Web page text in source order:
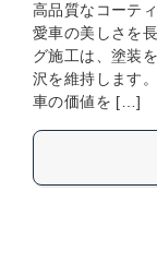
高品質なコーテ
愛車の美しさを
グ施工は、塗装
沢を維持します
車の価値を […]